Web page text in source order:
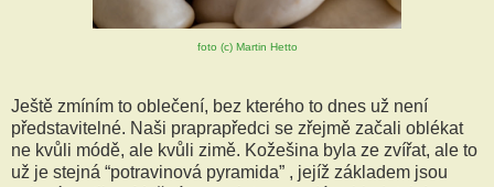
foto (c) Martin Hetto
Ještě zmíním to oblečení, bez kterého to dnes už není
představitelné. Naši praprapředci se zřejmě začali oblékat
ne kvůli módě, ale kvůli zimě. Kožešina byla ze zvířat, ale to
už je stejná “potravinová pyramida” , jejíž základem jsou